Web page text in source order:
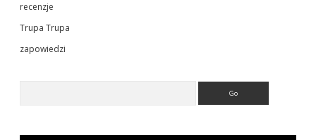
recenzje
Trupa Trupa
zapowiedzi